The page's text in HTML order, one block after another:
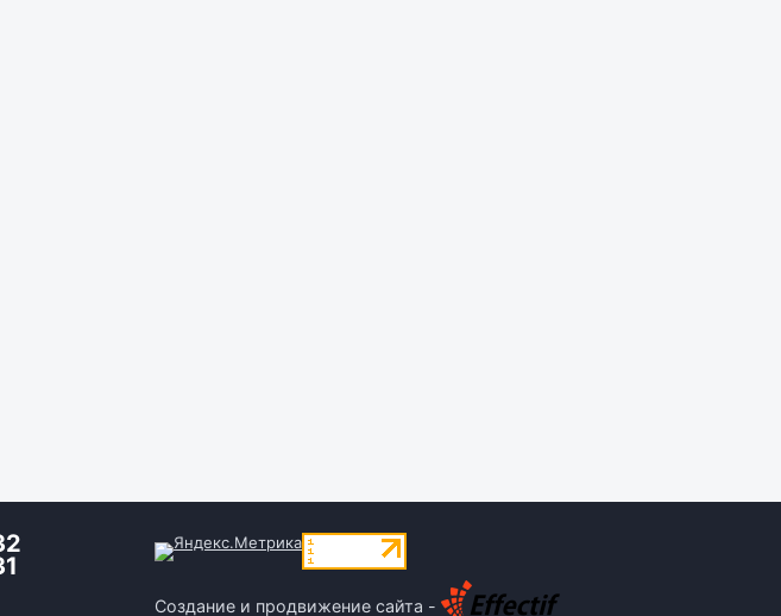
Создание и продвижение сайта -